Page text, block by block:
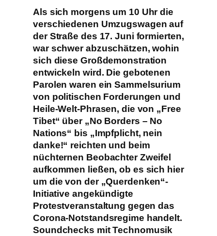
Als sich morgens um 10 Uhr die
verschiedenen Umzugswagen auf
der Straße des 17. Juni formierten,
war schwer abzuschätzen, wohin
sich diese Großdemonstration
entwickeln wird. Die gebotenen
Parolen waren ein Sammelsurium
von politischen Forderungen und
Heile-Welt-Phrasen, die von „Free
Tibet“ über „No Borders – No
Nations“ bis „Impfplicht, nein
danke!“ reichten und beim
nüchternen Beobachter Zweifel
aufkommen ließen, ob es sich hier
um die von der „Querdenken“-
Initiative angekündigte
Protestveranstaltung gegen das
Corona-Notstandsregime handelt.
Soundchecks mit Technomusik